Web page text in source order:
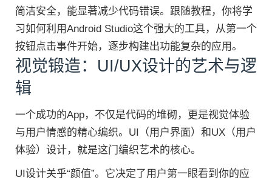
简洁安全，能显著减少代码错误。跟随教程，你将学
习如何利用Android Studio这个强大的工具，从第一个
按钮点击事件开始，逐步构建出功能复杂的应用。
视觉锻造：UI/UX设计的艺术与逻
辑
一个成功的App，不仅是代码的堆砌，更是视觉体验
与用户情感的精心编织。UI（用户界面）和UX（用户
体​​验）设计，就是这门编织艺术的核心。
UI设计关乎“颜值”。它决定了用户第一眼看到你的应